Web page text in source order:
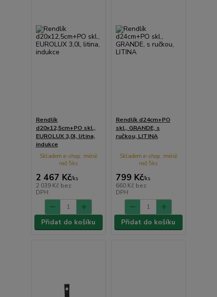
Rendlík
d20x12,5cm+PO skl.,
EUROLUX 3,0l, litina,
indukce
2 467 Kč/ks
2 039 Kč bez
DPH
Skladem e-shop, méně
než 5ks
Přidat do košíku
Rendlík d24cm+PO
skl., GRANDE, s
ručkou, LITINA
799 Kč/ks
660 Kč bez
DPH
Skladem e-shop, méně
než 5ks
Přidat do košíku